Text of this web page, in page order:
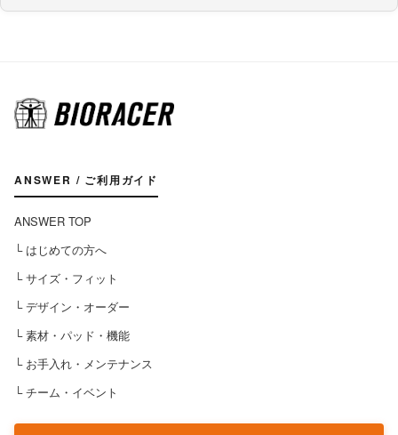
ANSWER / ご利用ガイド
ANSWER TOP
└ はじめての方へ
└ サイズ・フィット
└ デザイン・オーダー
└ 素材・パッド・機能
└ お手入れ・メンテナンス
└ チーム・イベント